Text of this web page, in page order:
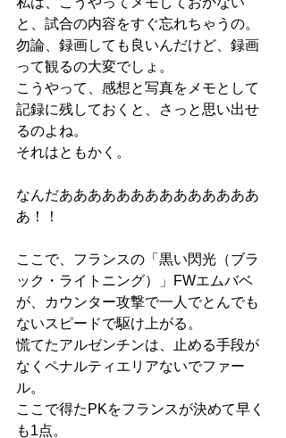
と、試合の内容をすぐ忘れちゃうの。
勿論、録画しても良いんだけど、録画
って観るの大変でしょ。
こうやって、感想と写真をメモとして
記録に残しておくと、さっと思い出せ
るのよね。
それはともかく。
なんだああああああああああああああ
あ！！
ここで、フランスの「黒い閃光（ブラ
ック・ライトニング）」FWエムバベ
が、カウンター攻撃で一人でとんでも
ないスピードで駆け上がる。
慌てたアルゼンチンは、止める手段が
なくペナルティエリアないでファー
ル。
ここで得たPKをフランスが決めて早く
も1点。